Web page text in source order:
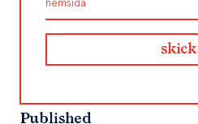
Published